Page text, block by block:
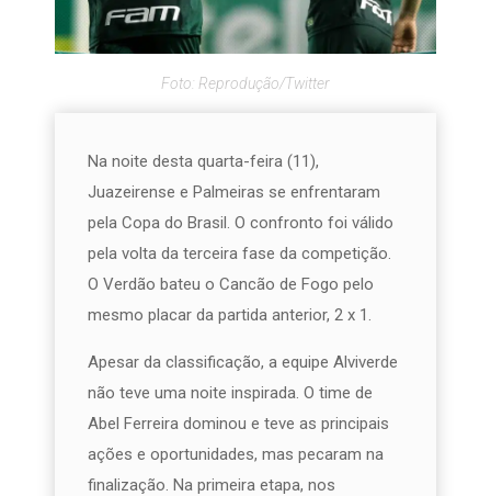
Foto: Reprodução/Twitter
Na noite desta quarta-feira (11),
Juazeirense e Palmeiras se enfrentaram
pela Copa do Brasil. O confronto foi válido
pela volta da terceira fase da competição.
O Verdão bateu o Cancão de Fogo pelo
mesmo placar da partida anterior, 2 x 1.
Apesar da classificação, a equipe Alviverde
não teve uma noite inspirada. O time de
Abel Ferreira dominou e teve as principais
ações e oportunidades, mas pecaram na
finalização. Na primeira etapa, nos